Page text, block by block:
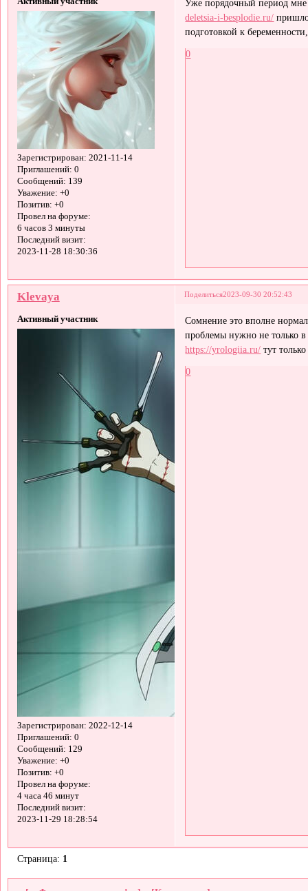
Зарегистрирован: 2021-11-14
Приглашений: 0
Сообщений: 139
Уважение: +0
Позитив: +0
Провел на форуме:
6 часов 3 минуты
Последний визит:
2023-11-28 18:30:36
Уже порядочный период мне
deletsia-i-besplodie.ru/
подготовкой к
0
Поделиться2023-09-30 20:52:43
Klevaya
Активный участник
Зарегистрирован: 2022-12-14
Приглашений: 0
Сообщений: 129
Уважение: +0
Позитив: +0
Провел на форуме:
4 часа 46 минут
Последний визит:
2023-11-29 18:28:54
Сомнение это вполне
проблемы нужно не только
https://yrologiia.ru/ тут
0
Страница: 1